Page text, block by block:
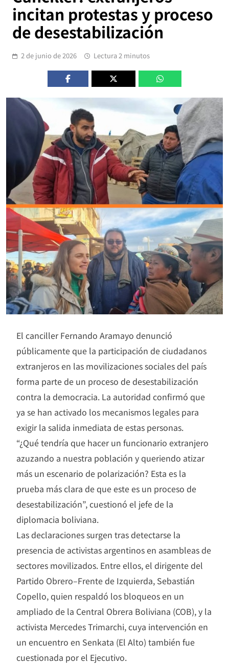
incitan protestas y proceso
de desestabilización
2 de junio de 2026 Lectura 2 minutos
El canciller Fernando Aramayo denunció
públicamente que la participación de ciudadanos
extranjeros en las movilizaciones sociales del país
forma parte de un proceso de desestabilización
contra la democracia. La autoridad confirmó que
ya se han activado los mecanismos legales para
exigir la salida inmediata de estas personas.
“¿Qué tendría que hacer un funcionario extranjero
azuzando a nuestra población y queriendo atizar
más un escenario de polarización? Esta es la
prueba más clara de que este es un proceso de
desestabilización”, cuestionó el jefe de la
diplomacia boliviana.
Las declaraciones surgen tras detectarse la
presencia de activistas argentinos en asambleas de
sectores movilizados. Entre ellos, el dirigente del
Partido Obrero–Frente de Izquierda, Sebastián
Copello, quien respaldó los bloqueos en un
ampliado de la Central Obrera Boliviana (COB), y la
activista Mercedes Trimarchi, cuya intervención en
un encuentro en Senkata (El Alto) también fue
cuestionada por el Ejecutivo.